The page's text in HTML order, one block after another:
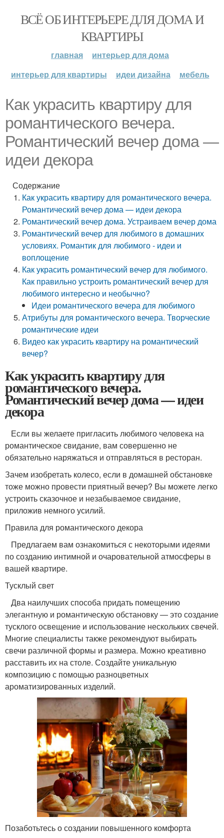
ВСЁ ОБ ИНТЕРЬЕРЕ ДЛЯ ДОМА И
КВАРТИРЫ
главная
интерьер для дома
интерьер для квартиры
идеи дизайна мебель
Как украсить квартиру для
романтического вечера.
Романтический вечер дома —
идеи декора
Содержание
Как украсить квартиру для романтического вечера.
Романтический вечер дома — идеи декора
Романтический вечер дома. Устраиваем вечер дома
Романтический вечер для любимого в домашних
условиях. Романтик для любимого - идеи и
воплощение
Как украсить романтический вечер для любимого.
Как правильно устроить романтический вечер для
любимого интересно и необычно?
Идеи романтического вечера для любимого
Атрибуты для романтического вечера. Творческие
романтические идеи
Видео как украсить квартиру на романтический
вечер?
Как украсить квартиру для
романтического вечера.
Романтический вечер дома — идеи
декора
Если вы желаете пригласить любимого человека на
романтическое свидание, вам совершенно не
обязательно наряжаться и отправляться в ресторан.
Зачем изобретать колесо, если в домашней обстановке
тоже можно провести приятный вечер? Вы можете легко
устроить сказочное и незабываемое свидание,
приложив немного усилий.
Правила для романтического декора
Предлагаем вам ознакомиться с некоторыми идеями
по созданию интимной и очаровательной атмосферы в
вашей квартире.
Тусклый свет
Два наилучших способа придать помещению
элегантную и романтическую обстановку — это создание
тусклого освещение и использование нескольких свечей.
Многие специалисты также рекомендуют выбирать
свечи различной формы и размера. Можно креативно
расставить их на столе. Создайте уникальную
композицию с помощью разноцветных
ароматизированных изделий.
Позаботьтесь о создании повышенного комфорта